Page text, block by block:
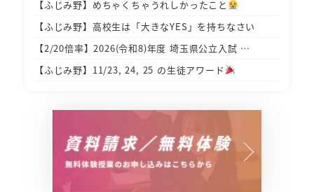
【ふじみ野】めちゃくちゃうれしかったこと
【ふじみ野】高校生は「大きなYES」を持ちなさい
【2/20倍率】2026(令和8)年度 埼玉県公立入試 …
【ふじみ野】11/23, 24, 25 の生徒アワード